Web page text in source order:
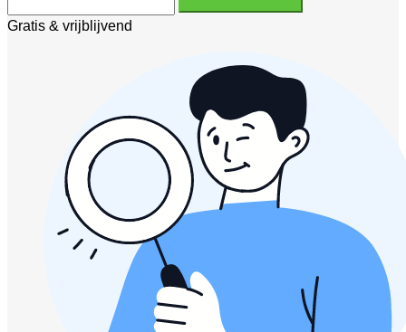
Gratis & vrijblijvend